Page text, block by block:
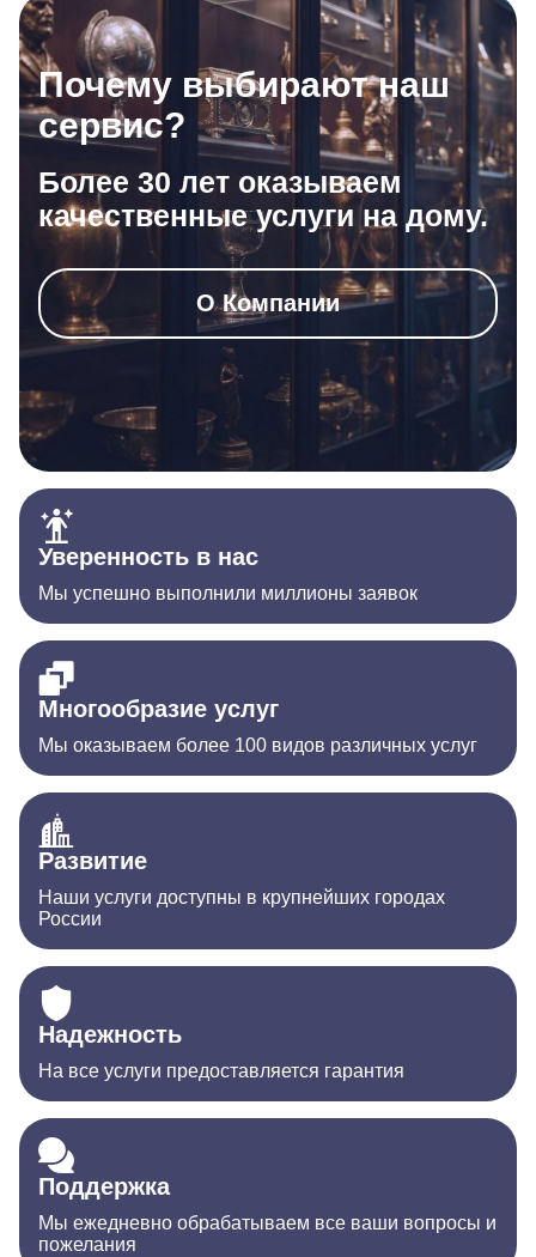
Почему выбирают наш
сервис?
Более 30 лет оказываем
качественные услуги на дому.
О Компании
Уверенность в нас
Мы успешно выполнили миллионы заявок
Многообразие услуг
Мы оказываем более 100 видов различных услуг
Развитие
Наши услуги доступны в крупнейших городах
России
Надежность
На все услуги предоставляется гарантия
Поддержка
Мы ежедневно обрабатываем все ваши вопросы и
пожелания